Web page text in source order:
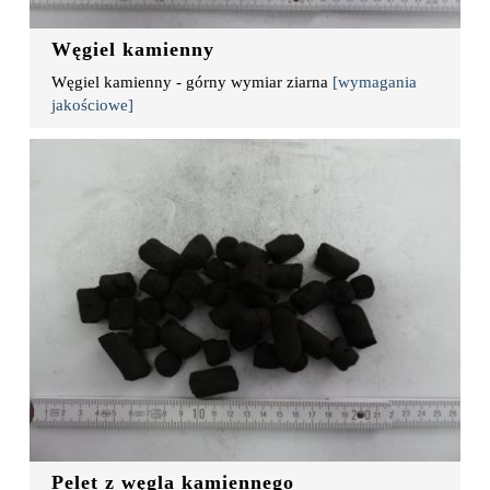
Węgiel kamienny
Węgiel kamienny - górny wymiar ziarna [wymagania
jakościowe]
Pelet z węgla kamiennego